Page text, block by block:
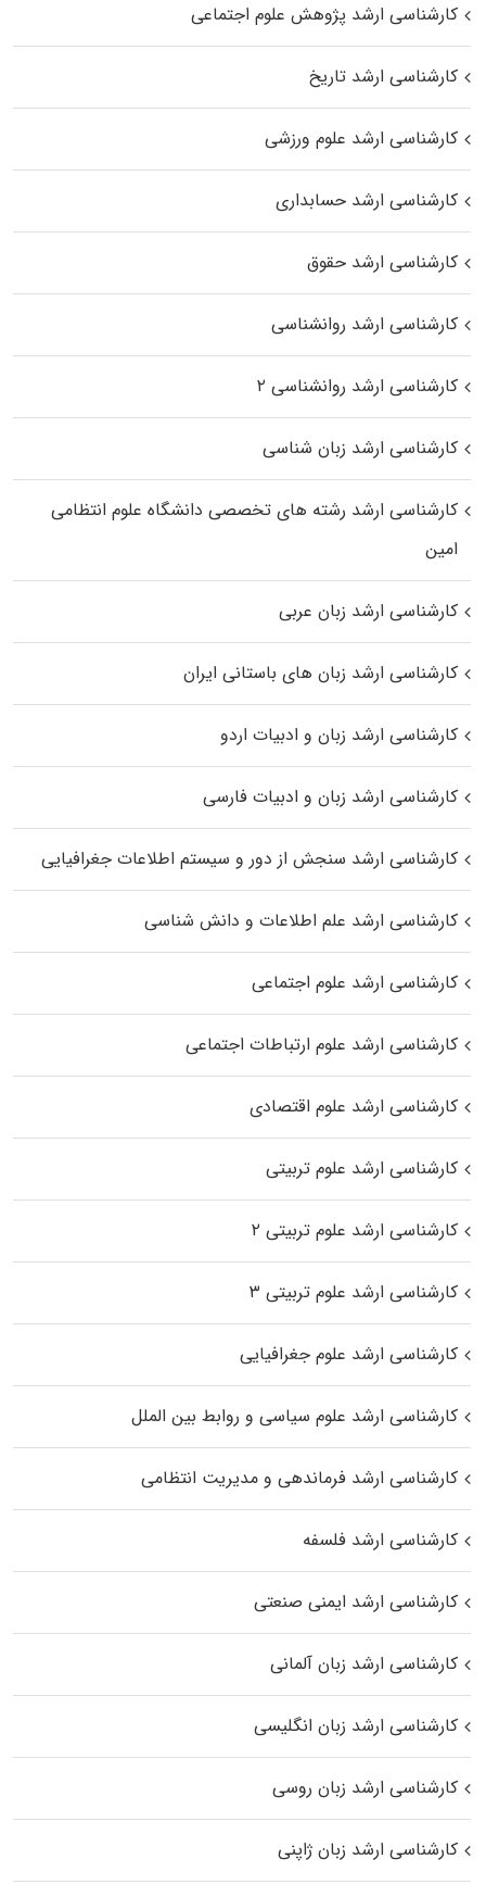
کارشناسی ارشد پژوهش علوم اجتماعی
کارشناسی ارشد تاریخ
کارشناسی ارشد علوم ورزشی
کارشناسی ارشد حسابداری
کارشناسی ارشد حقوق
کارشناسی ارشد روانشناسی
کارشناسی ارشد روانشناسی ۲
کارشناسی ارشد زبان شناسی
کارشناسی ارشد رﺷﺘﻪ ﻫﺎی تخصصی داﻧﺸﮕﺎه ﻋﻠﻮم انتظامی
اﻣﻴﻦ
کارشناسی ارشد زبان عربی
کارشناسی ارشد زبان‌ های باستانی ایران
کارشناسی ارشد زبان و ادبیات اردو
کارشناسی ارشد زبان و ادبیات فارسی
کارشناسی ارشد سنجش از دور و سیستم اطلاعات جغرافیایی
کارشناسی ارشد علم اطلاعات و دانش شناسی
کارشناسی ارشد علوم اجتماعی
کارشناسی ارشد علوم ارتباطات اجتماعی
کارشناسی ارشد علوم اقتصادی
کارشناسی ارشد علوم تربیتی
کارشناسی ارشد علوم تربیتی ۲
کارشناسی ارشد علوم تربیتی ۳
کارشناسی ارشد علوم جغرافیایی
کارشناسی ارشد علوم سیاسی و روابط بین الملل
کارشناسی ارشد فرماندهی و مدیریت انتظامی
کارشناسی ارشد فلسفه
کارشناسی ارشد ایمنی صنعتی
کارشناسی ارشد زبان آلمانی
کارشناسی ارشد زبان انگلیسی
کارشناسی ارشد زبان روسی
کارشناسی ارشد زبان ژاپنی